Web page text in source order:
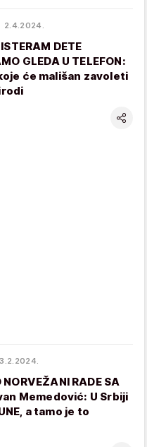
2.4.2024.
DETE
GLEDA U TELEFON:
će mališan zavoleti
RADE SA
Memedović: U Srbiji
a tamo je to